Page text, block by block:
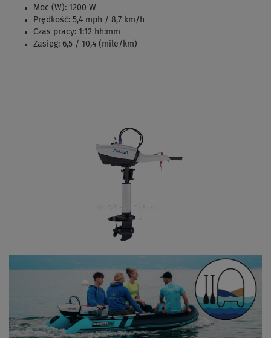
Moc (W): 1200 W
Prędkość: 5,4 mph / 8,7 km/h
Czas pracy: 1:12 hh:mm
Zasięg: 6,5 / 10,4 (mile/km)